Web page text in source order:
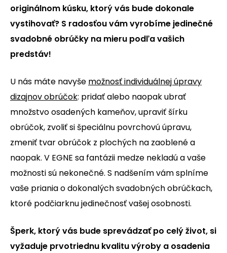
originálnom kúsku, ktorý vás bude dokonale
vystihovať? S radosťou vám vyrobíme jedinečné
svadobné obrúčky na mieru podľa vašich
predstáv!
U nás máte navyše možnosť individuálnej úpravy
dizajnov obrúčok: pridať alebo naopak ubrať
množstvo osadených kameňov, upraviť šírku
obrúčok, zvoliť si špeciálnu povrchovú úpravu,
zmeniť tvar obrúčok z plochých na zaoblené a
naopak. V EGNE sa fantázii medze nekladú a vaše
možnosti sú nekonečné. S nadšením vám splníme
vaše priania o dokonalých svadobných obrúčkach,
ktoré podčiarknu jedinečnosť vašej osobnosti.
Šperk, ktorý vás bude sprevádzať po celý život, si
vyžaduje prvotriednu kvalitu výroby a osadenia